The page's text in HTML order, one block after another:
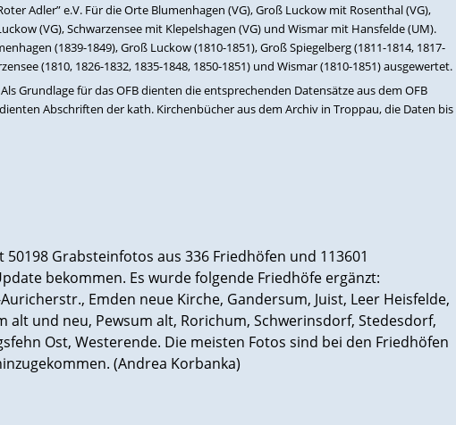
Adler” e.V. Für die Orte Blumenhagen (VG), Groß Luckow mit Rosenthal (VG),
(VG), Schwarzensee mit Klepelshagen (VG) und Wismar mit Hansfelde (UM).
(1839-1849), Groß Luckow (1810-1851), Groß Spiegelberg (1811-1814, 1817-
(1810, 1826-1832, 1835-1848, 1850-1851) und Wismar (1810-1851) ausgewertet.
Grundlage für das OFB dienten die entsprechenden Datensätze aus dem OFB
Abschriften der kath. Kirchenbücher aus dem Archiv in Troppau, die Daten bis
50198 Grabsteinfotos aus 336 Friedhöfen und 113601
bekommen. Es wurde folgende Friedhöfe ergänzt:
Emden neue Kirche, Gandersum, Juist, Leer Heisfelde,
und neu, Pewsum alt, Rorichum, Schwerinsdorf, Stedesdorf,
Ost, Westerende. Die meisten Fotos sind bei den Friedhöfen
(Andrea Korbanka)